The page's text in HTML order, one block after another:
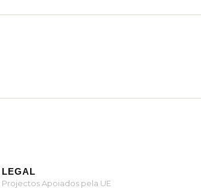
LEGAL
Projectos Apoiados pela UE